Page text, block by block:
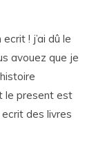
! j’ai dû le
avouez que je
le present est
ecrit des livres